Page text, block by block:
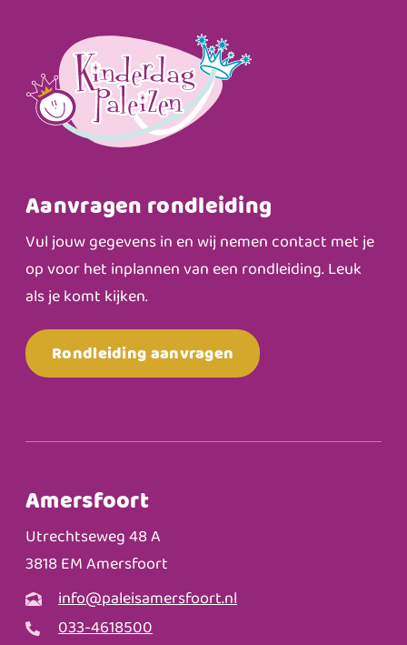
Aanvragen rondleiding
Vul jouw gegevens in en wij nemen contact met je
op voor het inplannen van een rondleiding. Leuk
als je komt kijken.
Rondleiding aanvragen
Amersfoort
Utrechtseweg 48 A
3818 EM Amersfoort
info@paleisamersfoort.nl
033-4618500